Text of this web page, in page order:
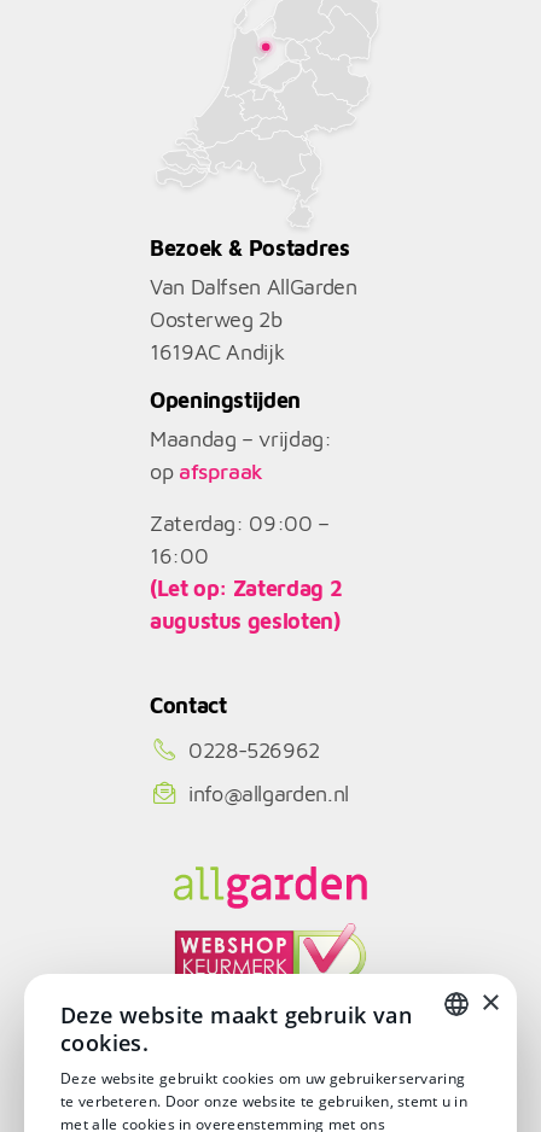
Bezoek & Postadres
Van Dalfsen AllGarden
Oosterweg 2b
1619AC Andijk
Openingstijden
Maandag – vrijdag:
op afspraak
Zaterdag: 09:00 –
16:00
(Let op: Zaterdag 2
augustus gesloten)
Contact
0228-526962
info@allgarden.nl
DUTCH
×
Deze website maakt gebruik van
cookies.
Deze website gebruikt cookies om uw gebruikerservaring
te verbeteren. Door onze website te gebruiken, stemt u in
met alle cookies in overeenstemming met ons